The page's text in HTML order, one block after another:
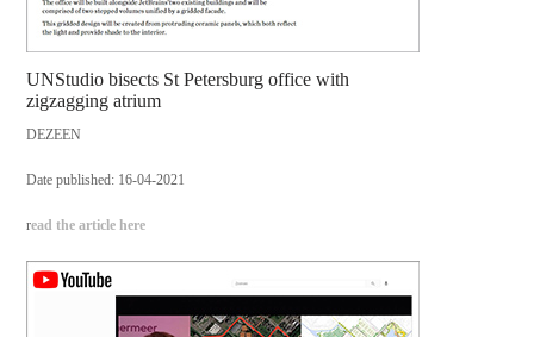
UNStudio bisects St Petersburg office with
zigzagging atrium
DEZEEN
Date published: 16-04-2021
read the article here